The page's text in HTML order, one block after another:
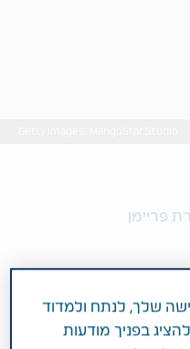
פריימן
שלך, לנתח ולמדוד
בפניך מודעות